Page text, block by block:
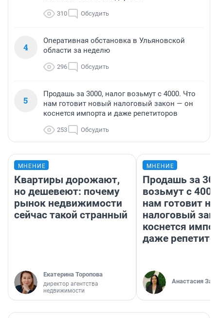
310 Обсудить
4
Оперативная обстановка в Ульяновской
области за неделю
296 Обсудить
5
Продашь за 3000, налог возьмут с 4000. Что
нам готовит новый налоговый закон — он
коснется импорта и даже репетиторов
253 Обсудить
МНЕНИЕ
Квартиры дорожают,
но дешевеют: почему
рынок недвижимости
сейчас такой странный
Екатерина Торопова
директор агентства
недвижимости
МНЕНИЕ
Продашь за
возьмут с
нам готовит
налоговый
коснется
даже
Анастасия